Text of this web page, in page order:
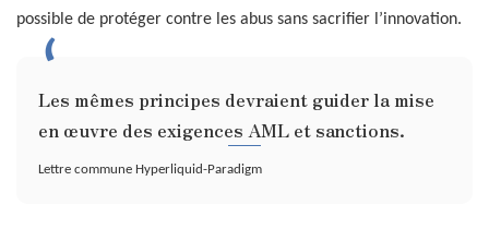
possible de protéger contre les abus sans sacrifier l’innovation.
Les mêmes principes devraient guider la mise
en œuvre des exigences AML et sanctions.
Lettre commune Hyperliquid-Paradigm